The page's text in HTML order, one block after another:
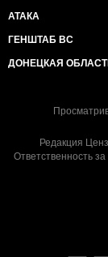
АТАКА
ГЕНШТАБ ВС
ДОНЕЦКАЯ
Редакция
Ответственность